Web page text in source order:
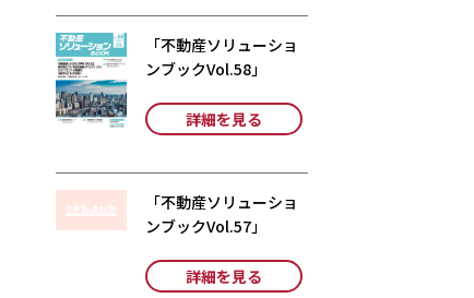
「不動産ソリューショ
ンブックVol.58」
詳細を見る
「不動産ソリューショ
ンブックVol.57」
詳細を見る